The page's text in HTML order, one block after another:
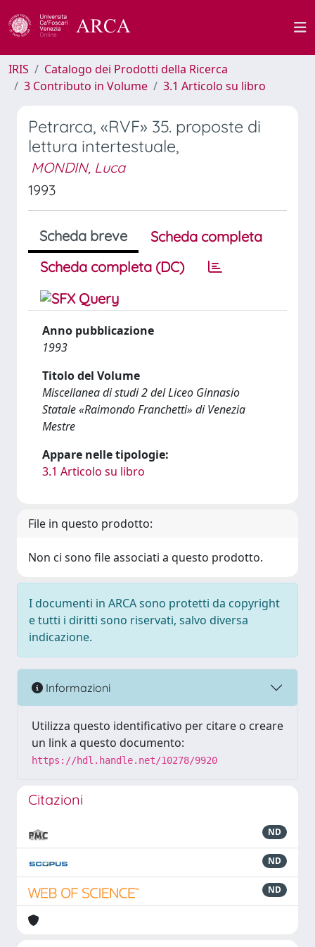
IRIS
Catalogo dei Prodotti della Ricerca
3 Contributo in Volume
3.1 Articolo su libro
Petrarca, «RVF» 35. proposte di
lettura intertestuale,
MONDIN, Luca
1993
Scheda breve
Scheda completa
Scheda completa (DC)
Anno pubblicazione
1993
Titolo del Volume
Miscellanea di studi 2 del Liceo Ginnasio
Statale «Raimondo Franchetti» di Venezia
Mestre
Appare nelle tipologie:
3.1 Articolo su libro
File in questo prodotto:
Non ci sono file associati a questo prodotto.
I documenti in ARCA sono protetti da copyright
e tutti i diritti sono riservati, salvo diversa
indicazione.
Informazioni
Utilizza questo identificativo per citare o creare
un link a questo documento:
https://hdl.handle.net/10278/9920
Citazioni
ND
ND
ND